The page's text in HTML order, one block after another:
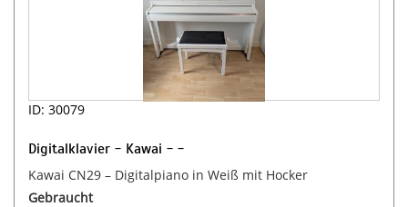
ID: 30079
Digitalklavier - Kawai - -
Kawai CN29 – Digitalpiano in Weiß mit Hocker
Gebraucht